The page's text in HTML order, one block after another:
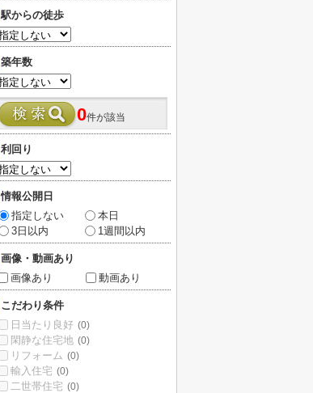
駅からの徒歩
築年数
0件が該当
利回り
情報公開日
指定しない
本日
3日以内
1週間以内
画像・動画あり
画像あり
動画あり
こだわり条件
日当たり良好 (0)
閑静な住宅地 (0)
リフォーム (0)
輸入住宅 (0)
二世帯住宅 (0)